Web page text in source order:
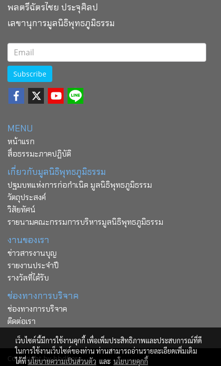
พลตรีฉัตรไชย ประจุศิลป
เลขานุการมูลนิธิพุทธภูมิธรรม
Subscribe
MENU
หน้าแรก
สื่อธรรมะภาคปฏิบัติ
เกี่ยวกับมูลนิธิพุทธภูมิธรรม
ปฐมบทแห่งการก่อกำเนิด มูลนิธิพุทธภูมิธรรม
วัตถุประสงค์
วิสัยทัศน์
รายนามคณะกรรมการบริหารมูลนิธิพุทธภูมิธรรม
งานของเรา
ข่าวสารงานบุญ
รายงานประจำปี
รางวัลที่ได้รับ
ช่องทางการบริจาค
ช่องทางการบริจาค
ติดต่อเรา
Copy right by bbdf.org
เว็บไซต์นี้มีการใช้งานคุกกี้ เพื่อเพิ่มประสิทธิภาพและประสบการณ์ที่ดี
ในการใช้งานเว็บไซต์ของท่าน ท่านสามารถอ่านรายละเอียดเพิ่มเติม
ได้ที่นโยบายความเป็นส่วนตัว และ นโยบายคุกกี้